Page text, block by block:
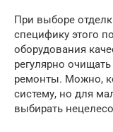
При выборе
специфику этого
оборудования
регулярно
ремонты. Можно,
систему, но для
выбирать